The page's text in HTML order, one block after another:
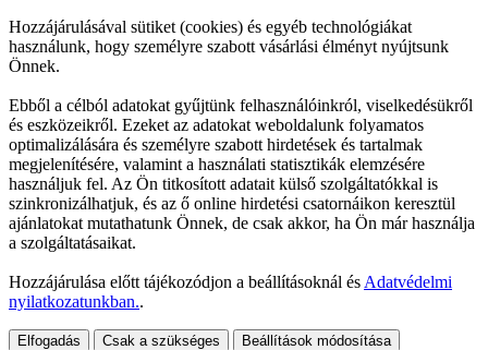
Hozzájárulásával sütiket (cookies) és egyéb technológiákat
használunk, hogy személyre szabott vásárlási élményt nyújtsunk
Önnek.
Ebből a célból adatokat gyűjtünk felhasználóinkról, viselkedésükről
és eszközeikről. Ezeket az adatokat weboldalunk folyamatos
optimalizálására és személyre szabott hirdetések és tartalmak
megjelenítésére, valamint a használati statisztikák elemzésére
használjuk fel. Az Ön titkosított adatait külső szolgáltatókkal is
szinkronizálhatjuk, és az ő online hirdetési csatornáikon keresztül
ajánlatokat mutathatunk Önnek, de csak akkor, ha Ön már használja
a szolgáltatásaikat.
Hozzájárulása előtt tájékozódjon a beállításoknál és Adatvédelmi
nyilatkozatunkban..
Elfogadás Csak a szükséges Beállítások módosítása